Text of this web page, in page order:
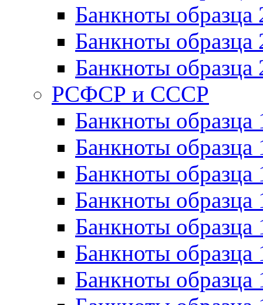
Банкноты образца
Банкноты образца
Банкноты образца
РСФСР и СССР
Банкноты
Банкноты образца
Банкноты образца
Банкноты образца
Банкноты образца
Банкноты образца
Банкноты образца